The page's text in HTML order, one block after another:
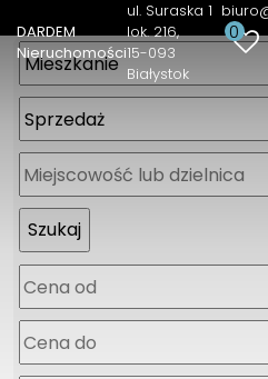
DARDEM
Nieruchomości
ul. Suraska 1
lok. 216
15-093
Białystok
0